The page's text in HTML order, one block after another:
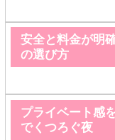
安全と料金が明
の選び方
プライベート感
でくつろぐ夜